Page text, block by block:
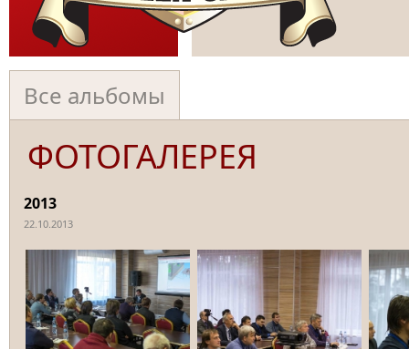
Все альбомы
ФОТОГАЛЕРЕЯ
2013
22.10.2013